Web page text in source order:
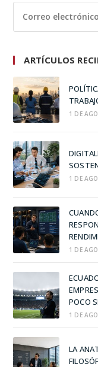
ARTÍCULOS
1 DE
1 DE
1 DE
POCO
1 DE
LA